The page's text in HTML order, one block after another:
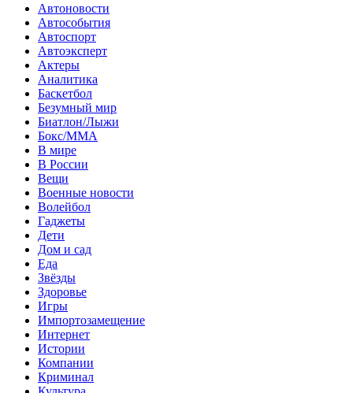
Автоновости
Автособытия
Автоспорт
Автоэксперт
Актеры
Аналитика
Баскетбол
Безумный мир
Биатлон/Лыжи
Бокс/MMA
В мире
В России
Вещи
Военные новости
Волейбол
Гаджеты
Дети
Дом и сад
Еда
Звёзды
Здоровье
Игры
Импортозамещение
Интернет
Истории
Компании
Криминал